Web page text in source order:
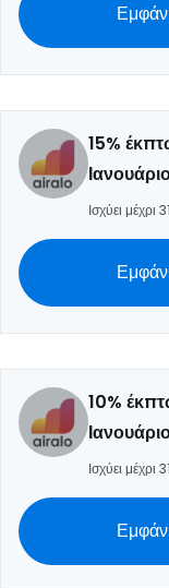
15%
Ισχύει μέχρι
10%
Ισχύει μέχρι